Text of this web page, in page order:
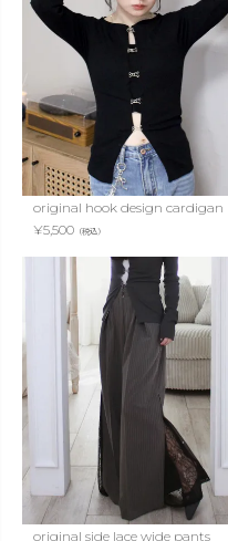
original hook design cardigan
¥5,500 （税込）
original side lace wide pants